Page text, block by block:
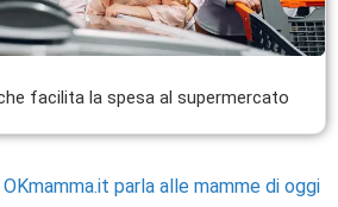
facilita la spesa al supermercato
parla alle mamme di oggi